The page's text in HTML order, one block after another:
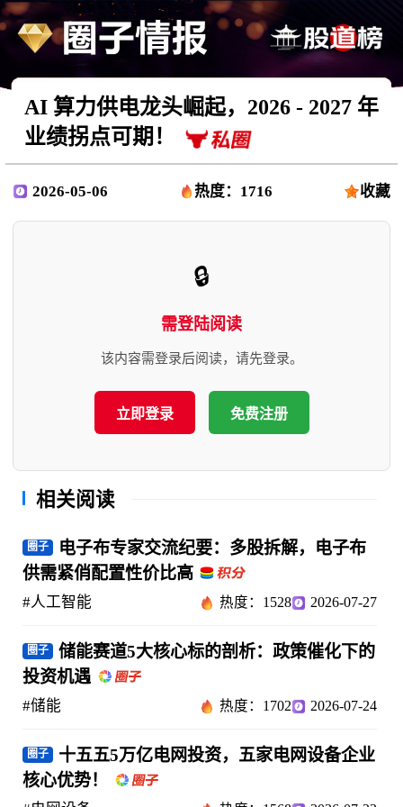
AI 算力供电龙头崛起，2026 - 2027 年
业绩拐点可期！
2026-05-06 热度：1716 收藏
🔒
需登陆阅读
该内容需登录后阅读，请先登录。
立即登录 免费注册
相关阅读
圈子
电子布专家交流纪要：多股拆解，电子布
供需紧俏配置性价比高
#人工智能 热度：1528 2026-07-27
圈子
储能赛道5大核心标的剖析：政策催化下的
投资机遇
#储能 热度：1702 2026-07-24
圈子
十五五5万亿电网投资，五家电网设备企业
核心优势！